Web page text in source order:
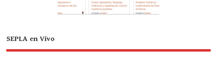
SEPLA en Vivo